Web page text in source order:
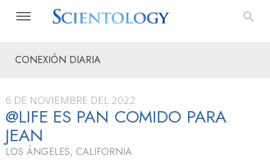
CONEXIÓN DIARIA
6 DE NOVIEMBRE DEL 2022
@LIFE ES PAN COMIDO PARA
JEAN
LOS ÁNGELES, CALIFORNIA